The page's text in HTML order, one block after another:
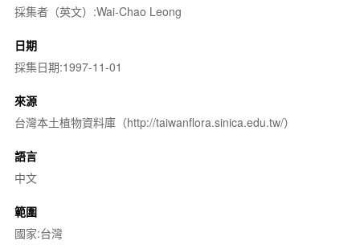
採集者（英文）:Wai-Chao Leong
日期
採集日期:1997-11-01
來源
台灣本土植物資料庫（http://taiwanflora.sinica.edu.tw/）
語言
中文
範圍
國家:台灣